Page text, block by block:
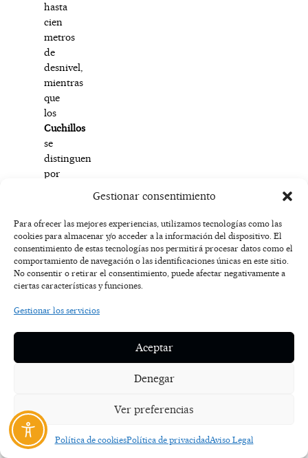
Gestionar consentimiento
Para ofrecer las mejores experiencias, utilizamos tecnologías como las
cookies para almacenar y/o acceder a la información del dispositivo. El
consentimiento de estas tecnologías nos permitirá procesar datos como el
comportamiento de navegación o las identificaciones únicas en este sitio.
No consentir o retirar el consentimiento, puede afectar negativamente a
ciertas características y funciones.
Gestionar los servicios
Aceptar
Denegar
Ver preferencias
Política de cookiesPolítica de privacidadAviso Legal
hasta
cien
metros
de
desnivel,
mientras
que
los
Cuchillos
se
distinguen
por
puntiaguda.
Parque
Natural
Dulce
la
excavación